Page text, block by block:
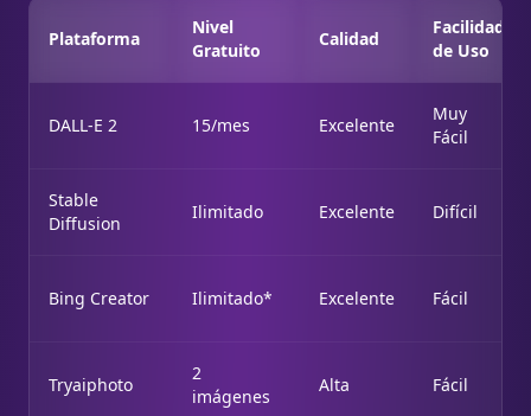
Plataforma
Nivel
Gratuito
Calidad
Facilidad
de Uso
DALL-E 2 15/mes Excelente
Muy
Fácil
Stable
Diffusion
Ilimitado Excelente Difícil
Bing Creator Ilimitado* Excelente Fácil
Tryaiphoto
2
imágenes
Alta Fácil